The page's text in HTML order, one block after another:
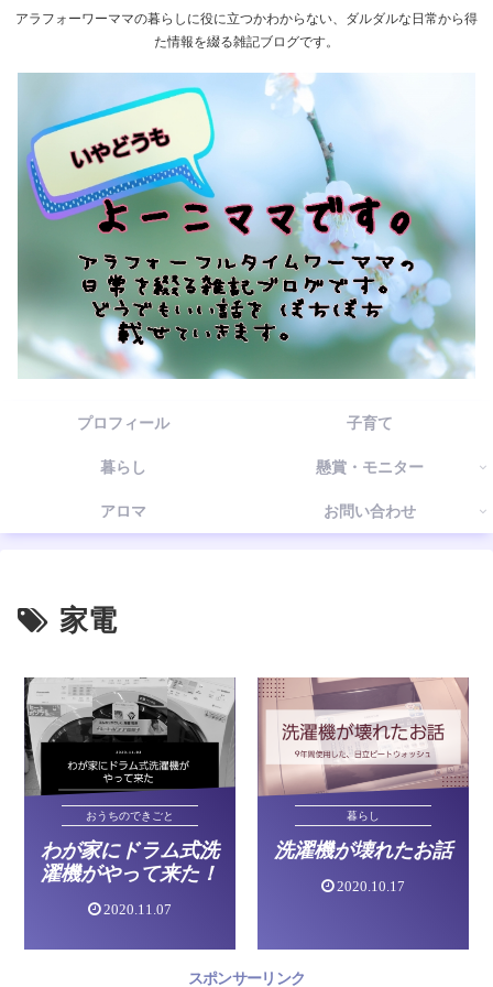
アラフォーワーママの暮らしに役に立つかわからない、ダルダルな日常から得
た情報を綴る雑記ブログです。
プロフィール 子育て
暮らし 懸賞・モニター
アロマ お問い合わせ
家電
おうちのできごと
わが家にドラム式洗
濯機がやって来た！
2020.11.07
暮らし
洗濯機が壊れたお話
2020.10.17
スポンサーリンク